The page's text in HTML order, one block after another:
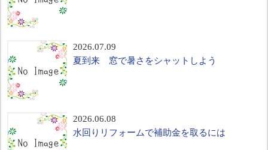
2026.07.09
夏到来 窓で暑さをシャットしよう
2026.06.08
水回りリフォームで補助金を取るには